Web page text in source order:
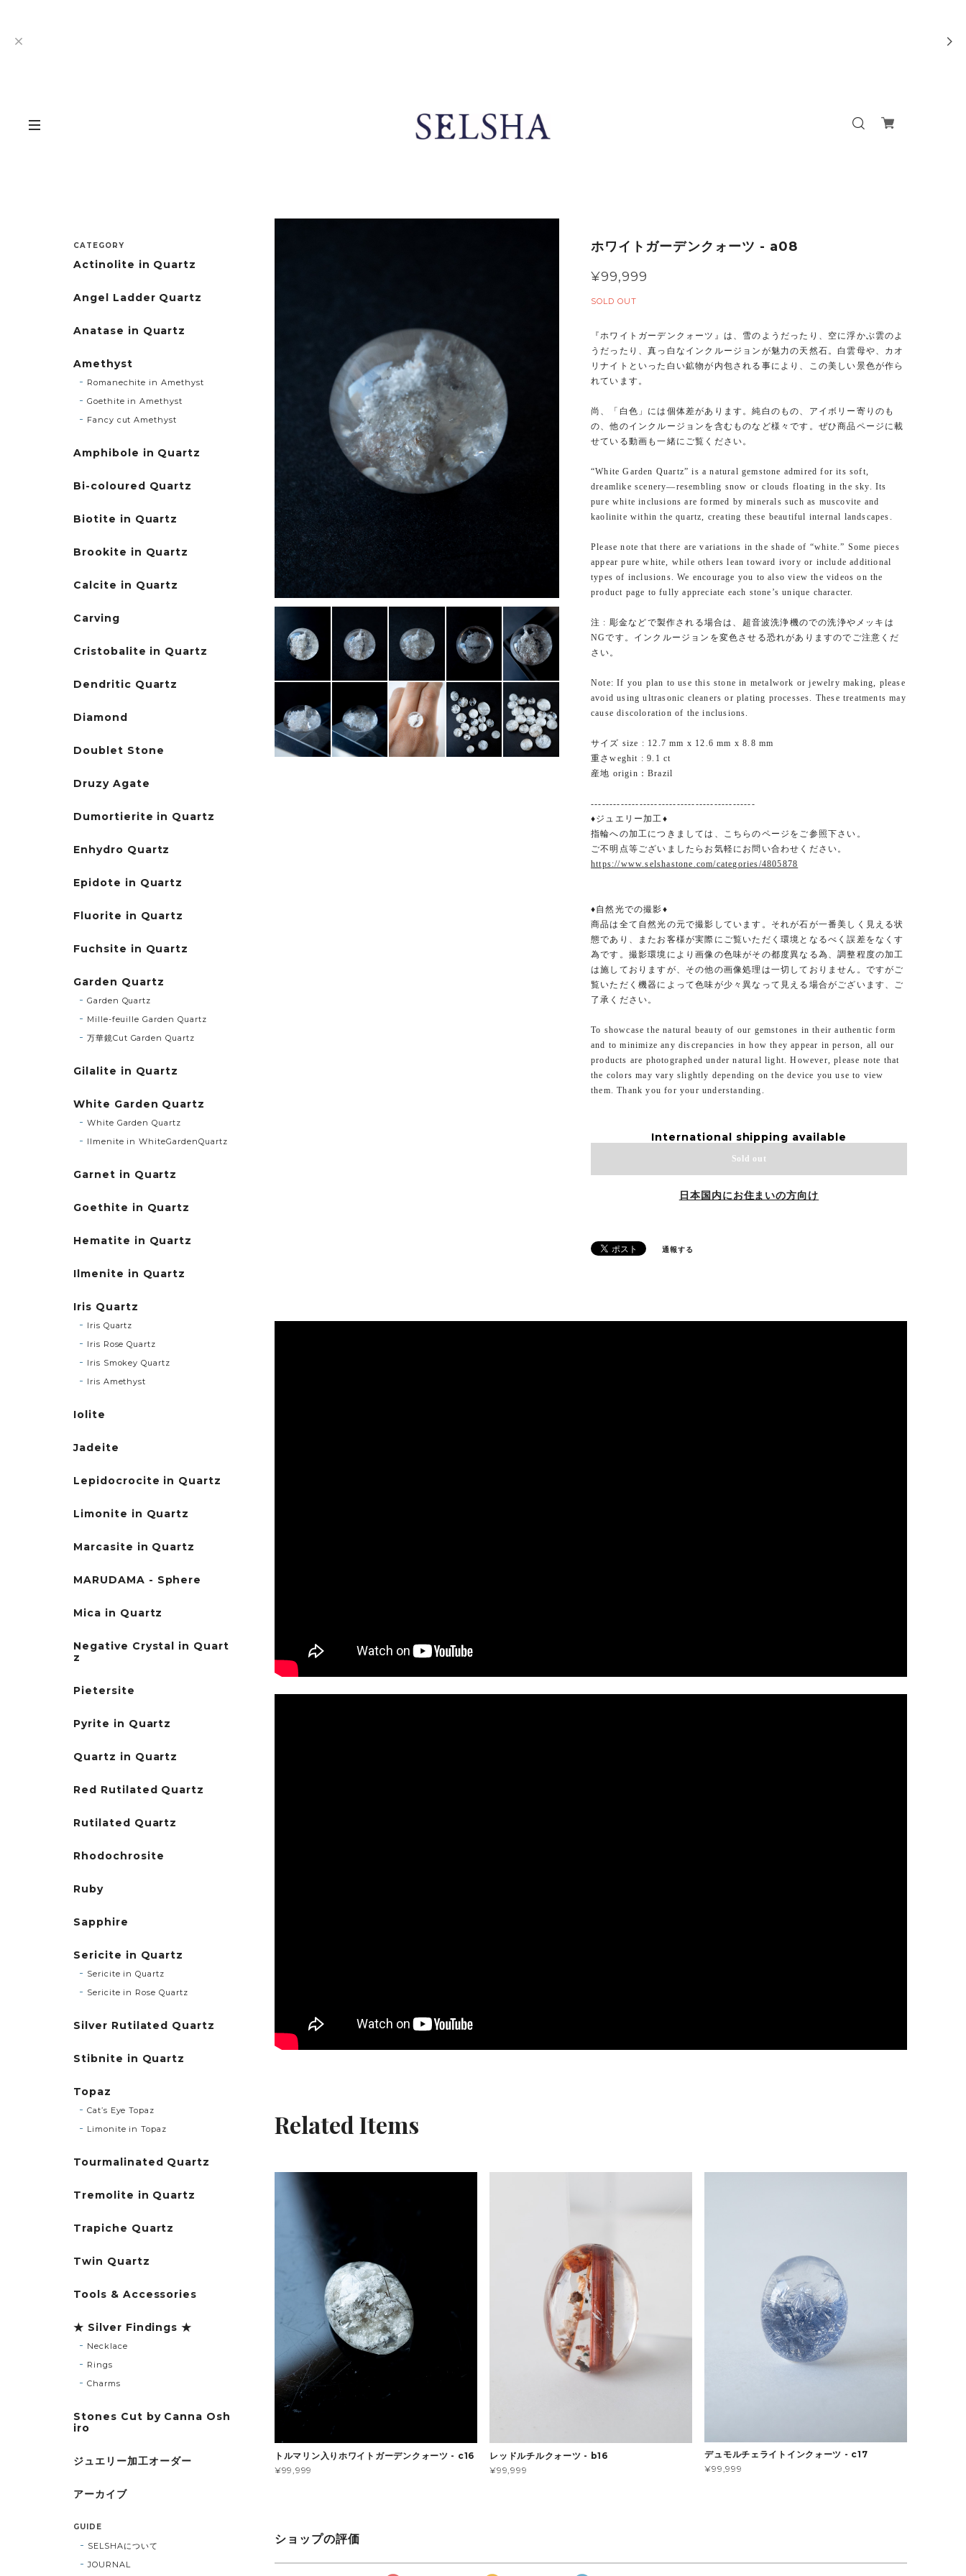
ホワイトガーデンクォーツ - a08
¥99,999
SOLD OUT
『ホワイトガーデンクォーツ』は、雪のようだったり、空に浮かぶ雲のよ
うだったり、真っ白なインクルージョンが魅力の天然石。白雲母や、カオ
リナイトといった白い鉱物が内包される事により、この美しい景色が作ら
れています。
尚、「白色」には個体差があります。純白のもの、アイボリー寄りのも
の、他のインクルージョンを含むものなど様々です。ぜひ商品ページに載
せている動画も一緒にご覧ください。
“White Garden Quartz” is a natural gemstone admired for its soft,
dreamlike scenery—resembling snow or clouds floating in the sky. Its
pure white inclusions are formed by minerals such as muscovite and
kaolinite within the quartz, creating these beautiful internal landscapes.
Please note that there are variations in the shade of “white.” Some pieces
appear pure white, while others lean toward ivory or include additional
types of inclusions. We encourage you to also view the videos on the
product page to fully appreciate each stone’s unique character.
注 : 彫金などで製作される場合は、超音波洗浄機のでの洗浄やメッキは
NGです。インクルージョンを変色させる恐れがありますのでご注意くだ
さい。
Note: If you plan to use this stone in metalwork or jewelry making, please
avoid using ultrasonic cleaners or plating processes. These treatments may
cause discoloration of the inclusions.
サイズ size : 12.7 mm x 12.6 mm x 8.8 mm
重さweghit : 9.1 ct
産地 origin：Brazil
--------------------------------------------
♦ジュエリー加工♦
指輪への加工につきましては、こちらのページをご参照下さい。
ご不明点等ございましたらお気軽にお問い合わせください。
https://www.selshastone.com/categories/4805878
♦︎自然光での撮影♦︎
商品は全て自然光の元で撮影しています。それが石が一番美しく見える状
態であり、またお客様が実際にご覧いただく環境となるべく誤差をなくす
為です。撮影環境により画像の色味がその都度異なる為、調整程度の加工
は施しておりますが、その他の画像処理は一切しておりません。ですがご
覧いただく機器によって色味が少々異なって見える場合がございます、ご
了承ください。
To showcase the natural beauty of our gemstones in their authentic form
and to minimize any discrepancies in how they appear in person, all our
products are photographed under natural light. However, please note that
the colors may vary slightly depending on the device you use to view
them. Thank you for your understanding.
International shipping available
Sold out
日本国内にお住まいの方向け
通報する
Related Items
トルマリン入りホワイトガーデンクォーツ - c16
¥99,999
レッドルチルクォーツ - b16
¥99,999
デュモルチェライトインクォーツ - c17
¥99,999
ショップの評価
CATEGORY
Actinolite in Quartz
Angel Ladder Quartz
Anatase in Quartz
Amethyst
Romanechite in Amethyst
Goethite in Amethyst
Fancy cut Amethyst
Amphibole in Quartz
Bi-coloured Quartz
Biotite in Quartz
Brookite in Quartz
Calcite in Quartz
Carving
Cristobalite in Quartz
Dendritic Quartz
Diamond
Doublet Stone
Druzy Agate
Dumortierite in Quartz
Enhydro Quartz
Epidote in Quartz
Fluorite in Quartz
Fuchsite in Quartz
Garden Quartz
Garden Quartz
Mille-feuille Garden Quartz
万華鏡Cut Garden Quartz
Gilalite in Quartz
White Garden Quartz
White Garden Quartz
Ilmenite in WhiteGardenQuartz
Garnet in Quartz
Goethite in Quartz
Hematite in Quartz
Ilmenite in Quartz
Iris Quartz
Iris Quartz
Iris Rose Quartz
Iris Smokey Quartz
Iris Amethyst
Iolite
Jadeite
Lepidocrocite in Quartz
Limonite in Quartz
Marcasite in Quartz
MARUDAMA - Sphere
Mica in Quartz
Negative Crystal in Quart
z
Pietersite
Pyrite in Quartz
Quartz in Quartz
Red Rutilated Quartz
Rutilated Quartz
Rhodochrosite
Ruby
Sapphire
Sericite in Quartz
Sericite in Quartz
Sericite in Rose Quartz
Silver Rutilated Quartz
Stibnite in Quartz
Topaz
Cat’s Eye Topaz
Limonite in Topaz
Tourmalinated Quartz
Tremolite in Quartz
Trapiche Quartz
Twin Quartz
Tools & Accessories
★ Silver Findings ★
Necklace
Rings
Charms
Stones Cut by Canna Osh
iro
ジュエリー加工オーダー
アーカイブ
GUIDE
SELSHAについて
JOURNAL